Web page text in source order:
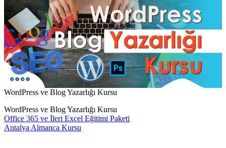
WordPress ve Blog Yazarlığı Kursu
WordPress ve Blog Yazarlığı Kursu
Yazı
Office 365 ve İleri Excel Eğitimi Paketi
Antalya Almanca Kursu